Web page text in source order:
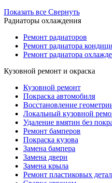
Показать все Свернуть
Радиаторы охлаждения
Ремонт радиаторов
Ремонт радиатора
Ремонт радиатора
Кузовной ремонт и окраска
Кузовной ремонт
Покраска автомобиля
Восстановление
Локальный кузовной
Удаление вмятин без
Ремонт бамперов
Покраска кузова
Замена бампера
Замена двери
Замена крыла
Ремонт пластиковых